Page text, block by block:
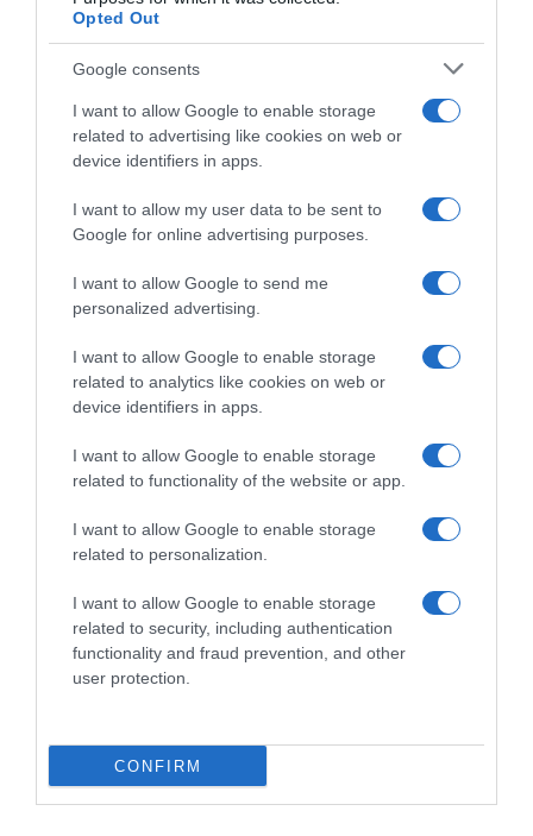
Opted Out
Google consents
I want to allow Google to enable storage
related to advertising like cookies on web or
device identifiers in apps.
I want to allow my user data to be sent to
Google for online advertising purposes.
I want to allow Google to send me
personalized advertising.
I want to allow Google to enable storage
related to analytics like cookies on web or
device identifiers in apps.
I want to allow Google to enable storage
related to functionality of the website or app.
I want to allow Google to enable storage
related to personalization.
I want to allow Google to enable storage
related to security, including authentication
functionality and fraud prevention, and other
user protection.
CONFIRM
LinkedIn
© 2026 Lavoro e Diritti
Testata giornalistica registrata al Tribunale di Larino al n° 511 del 4
agosto 2018 – Direttore Responsabile Antonio Maroscia
P. IVA 01669200709